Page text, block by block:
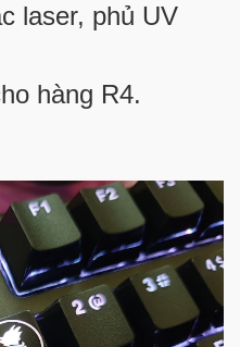
laser, phủ UV
hàng R4.